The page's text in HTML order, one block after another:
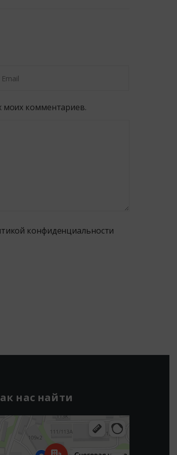
моих комментариев.
конфиденциальности
нас найти
улица, 109к3 — Яндекс Карты